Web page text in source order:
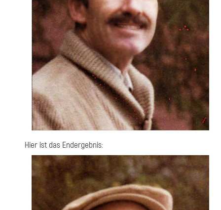
Hier ist das Endergebnis: